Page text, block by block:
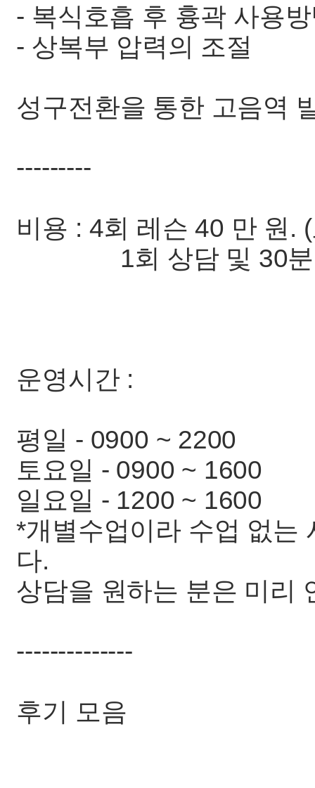
- 복식호흡 후 흉곽 사용
- 상복부 압력의 조절
성구전환을 통한 고음역
---------
비용 : 4회 레슨 40 만 원.
1회 상담 및 30분
운영시간 :
평일 - 0900 ~ 2200
토요일 - 0900 ~ 1600
일요일 - 1200 ~ 1600
*개별수업이라 수업 없는
다.
상담을 원하는 분은 미리
--------------
후기 모음